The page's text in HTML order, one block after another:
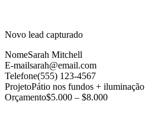
Novo lead capturado
NomeSarah Mitchell
E-mailsarah@email.com
Telefone(555) 123-4567
ProjetoPátio nos fundos + iluminação
Orçamento$5.000 – $8.000